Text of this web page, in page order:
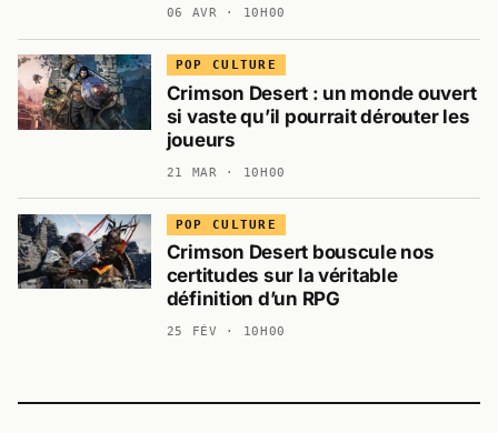
06 AVR · 10H00
POP CULTURE
Crimson Desert : un monde ouvert
si vaste qu’il pourrait dérouter les
joueurs
21 MAR · 10H00
POP CULTURE
Crimson Desert bouscule nos
certitudes sur la véritable
définition d’un RPG
25 FÉV · 10H00